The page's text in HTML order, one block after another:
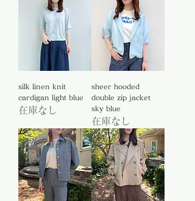
silk linen knit
cardigan light blue
在庫なし
sheer hooded
double zip jacket
sky blue
在庫なし